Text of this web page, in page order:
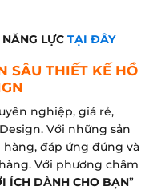
LỰC TẠI ĐÂY
SÂU THIẾT KẾ HỒ
nghiệp, giá rẻ,
Với những sản
đáp ứng đúng và
Với phương châm
ÍCH DÀNH CHO BẠN”